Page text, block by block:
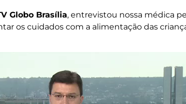
Globo Brasília, entrevistou nossa médica
os cuidados com a alimentação das